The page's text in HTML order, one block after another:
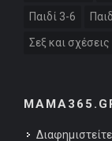
Παιδί 3-6
Σεξ και σχέσεις
Διαφημιστείτε